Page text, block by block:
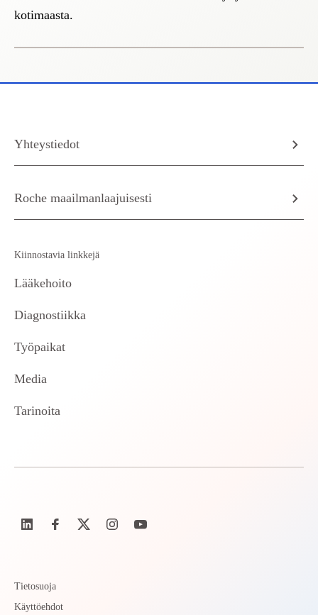
kotimaasta.
Yhteystiedot
Roche maailmanlaajuisesti
Kiinnostavia linkkejä
Lääkehoito
Diagnostiikka
Työpaikat
Media
Tarinoita
Tietosuoja
Käyttöehdot